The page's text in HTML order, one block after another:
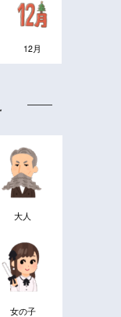
12月
大人
女の子